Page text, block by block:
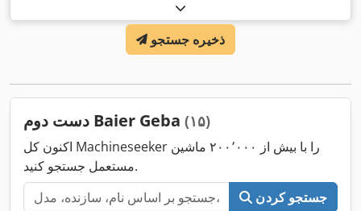
ذخیره جستجو
دست دوم Baier Geba (۱۵)
اکنون کل Machineseeker را با بیش از ۲۰۰٬۰۰۰ ماشین
مستعمل جستجو کنید.
جستجو کردن